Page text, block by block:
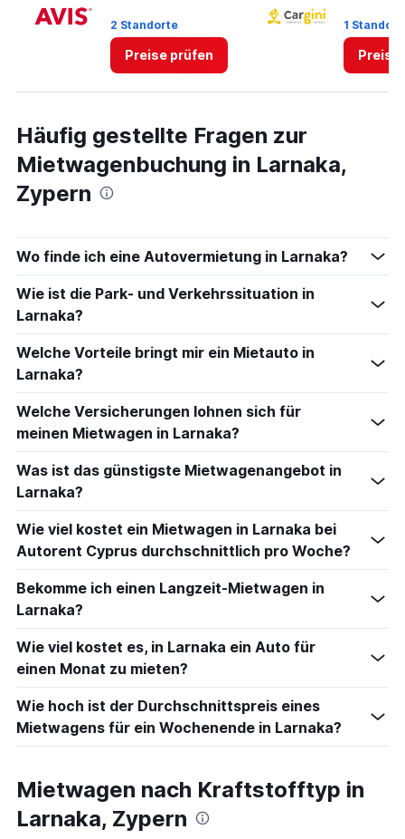
45.
2 Standorte
Preise prüfen
1 Standort
Preise
Häufig gestellte Fragen zur
Mietwagenbuchung in Larnaka,
Zypern
Wo finde ich eine Autovermietung in Larnaka?
Wie ist die Park- und Verkehrssituation in
Larnaka?
Welche Vorteile bringt mir ein Mietauto in
Larnaka?
Welche Versicherungen lohnen sich für
meinen Mietwagen in Larnaka?
Was ist das günstigste Mietwagenangebot in
Larnaka?
Wie viel kostet ein Mietwagen in Larnaka bei
Autorent Cyprus durchschnittlich pro Woche?
Bekomme ich einen Langzeit-Mietwagen in
Larnaka?
Wie viel kostet es, in Larnaka ein Auto für
einen Monat zu mieten?
Wie hoch ist der Durchschnittspreis eines
Mietwagens für ein Wochenende in Larnaka?
Mietwagen nach Kraftstofftyp in
Larnaka, Zypern